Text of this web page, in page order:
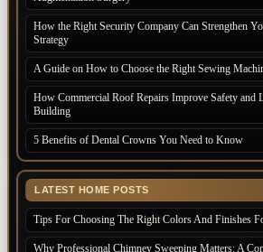
How the Right Security Company Can Strengthen
Strategy
A Guide on How to Choose the Right Sewing
How Commercial Roof Repairs Improve Safety and
Building
5 Benefits of Dental Crowns You Need to Know
LATEST HOME POSTS
Tips For Choosing The Right Colors And Finishes
Why Professional Chimney Sweeping Matters: A